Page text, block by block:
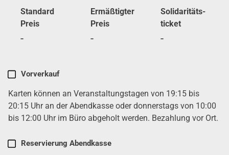
Stan­dard
Preis
-
Ermäß­tig­ter
Preis
-
Soli­da­ri­täts­
ti­cket
-
Karten
fen (erfor­
der­
lich)
Vor­ver­kauf
Karten kön­nen an Ver­an­stal­tungs­ta­gen von 19:15 bis
20:15 Uhr an der Abend­kas­se oder don­ners­tags von 10:00
bis 12:00 Uhr im Büro abge­holt wer­den. Bezah­lung vor Ort.
Reser­vie­rung Abend­kas­se